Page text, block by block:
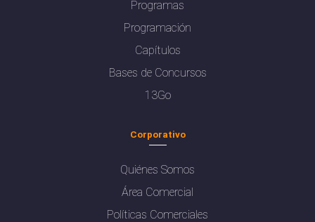
Programas
Programación
Capítulos
Bases de Concursos
13Go
Corporativo
Quiénes Somos
Área Comercial
Políticas Comerciales